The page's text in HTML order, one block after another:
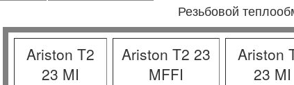
Резьбовой
Ariston T2
23 MI
Ariston T2 23
MFFI
Ariston
23 MI